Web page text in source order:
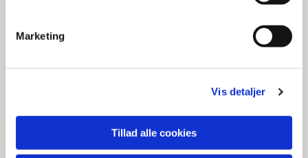
Marketing
Vis detaljer
Tillad alle cookies